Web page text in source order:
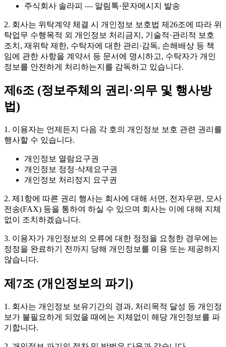
주식회사 솔라피 — 알림톡·문자메시지 발송
2. 회사는 위탁계약 체결 시 개인정보 보호법 제26조에 따라 위
탁업무 수행목적 외 개인정보 처리금지, 기술적·관리적 보호
조치, 재위탁 제한, 수탁자에 대한 관리·감독, 손해배상 등 책
임에 관한 사항을 계약서 등 문서에 명시하고, 수탁자가 개인
정보를 안전하게 처리하는지를 감독하고 있습니다.
제6조 (정보주체의 권리·의무 및 행사방
법)
1. 이용자는 언제든지 다음 각 호의 개인정보 보호 관련 권리를
행사할 수 있습니다.
개인정보 열람요구권
개인정보 정정·삭제요구권
개인정보 처리정지 요구권
2. 제1항에 따른 권리 행사는 회사에 대해 서면, 전자우편, 모사
전송(FAX) 등을 통하여 하실 수 있으며 회사는 이에 대해 지체
없이 조치하겠습니다.
3. 이용자가 개인정보의 오류에 대한 정정을 요청한 경우에는
정정을 완료하기 전까지 당해 개인정보를 이용 또는 제공하지
않습니다.
제7조 (개인정보의 파기)
1. 회사는 개인정보 보유기간의 경과, 처리목적 달성 등 개인정
보가 불필요하게 되었을 때에는 지체없이 해당 개인정보를 파
기합니다.